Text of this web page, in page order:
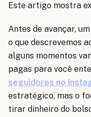
Este artigo mostra
Antes de avançar,
o que descrevemos
alguns momentos
pagas para você
seguidores no
estratégico, mas o
tirar dinheiro do